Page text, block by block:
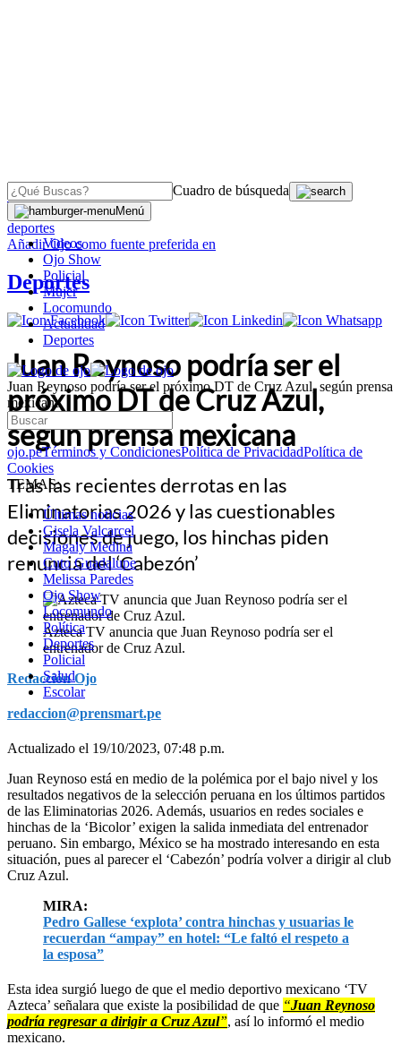
Cuadro de búsqueda
Menú
Videos
Ojo Show
Policial
Mujer
Locomundo
Actualidad
Deportes
Juan Reynoso podría ser el próximo DT de Cruz Azul, según prensa
mexicana
ojo.peTérminos y CondicionesPolítica de PrivacidadPolítica de
Cookies
TEMAS:
Últimas noticias
Gisela Valcarcel
Magaly Medina
Cuto Guadalupe
Melissa Paredes
Ojo Show
Locomundo
Política
Deportes
Policial
Salud
Escolar
OJO
deportes
AñadirOjocomo fuente preferida en
Deportes
Juan Reynoso podría ser el
próximo DT de Cruz Azul,
según prensa mexicana
Tras las recientes derrotas en las
Eliminatorias 2026 y las cuestionables
decisiones de juego, los hinchas piden
renuncia del ‘Cabezón’
Azteca TV anuncia que Juan Reynoso podría ser el
entrenador de Cruz Azul.
Redacción Ojo
redaccion@prensmart.pe
Actualizado el 19/10/2023, 07:48 p.m.
Juan Reynoso está en medio de la polémica por el bajo nivel y los
resultados negativos de la selección peruana en los últimos partidos
de las Eliminatorias 2026. Además, usuarios en redes sociales e
hinchas de la ‘Bicolor’ exigen la salida inmediata del entrenador
peruano. Sin embargo, México se ha mostrado interesando en esta
situación, pues al parecer el ‘Cabezón’ podría volver a dirigir al club
Cruz Azul.
MIRA:
Pedro Gallese ‘explota’ contra hinchas y usuarias le
recuerdan “ampay” en hotel: “Le faltó el respeto a
la esposa”
Esta idea surgió luego de que el medio deportivo mexicano ‘TV
Azteca’ señalara que existe la posibilidad de que “Juan Reynoso
podría regresar a dirigir a Cruz Azul”, así lo informó el medio
mexicano.